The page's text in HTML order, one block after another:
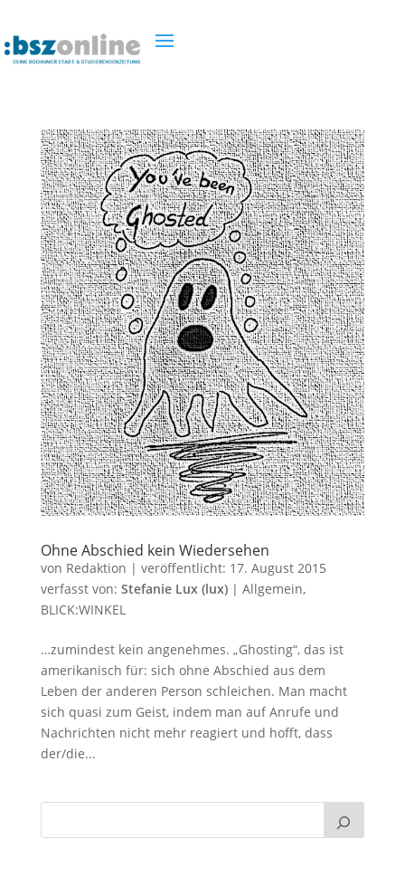
Ohne Abschied kein Wiedersehen
von Redaktion | veröffentlicht: 17. August 2015
verfasst von: Stefanie Lux (lux)| Allgemein,
BLICK:WINKEL
…zumindest kein angenehmes. „Ghosting“, das ist
amerikanisch für: sich ohne Abschied aus dem
Leben der anderen Person schleichen. Man macht
sich quasi zum Geist, indem man auf Anrufe und
Nachrichten nicht mehr reagiert und hofft, dass
der/die...